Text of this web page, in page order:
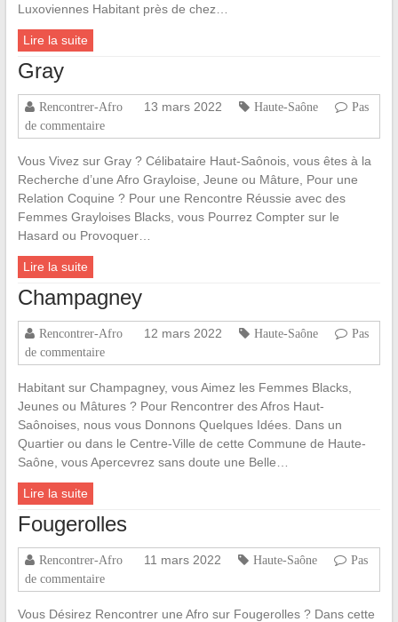
Luxoviennes Habitant près de chez…
Lire la suite
Gray
Rencontrer-Afro 13 mars 2022 Haute-Saône
Pas
de commentaire
Vous Vivez sur Gray ? Célibataire Haut-Saônois, vous êtes à la
Recherche d’une Afro Grayloise, Jeune ou Mâture, Pour une
Relation Coquine ? Pour une Rencontre Réussie avec des
Femmes Grayloises Blacks, vous Pourrez Compter sur le
Hasard ou Provoquer…
Lire la suite
Champagney
Rencontrer-Afro 12 mars 2022 Haute-Saône
Pas
de commentaire
Habitant sur Champagney, vous Aimez les Femmes Blacks,
Jeunes ou Mâtures ? Pour Rencontrer des Afros Haut-
Saônoises, nous vous Donnons Quelques Idées. Dans un
Quartier ou dans le Centre-Ville de cette Commune de Haute-
Saône, vous Apercevrez sans doute une Belle…
Lire la suite
Fougerolles
Rencontrer-Afro 11 mars 2022 Haute-Saône
Pas
de commentaire
Vous Désirez Rencontrer une Afro sur Fougerolles ? Dans cette